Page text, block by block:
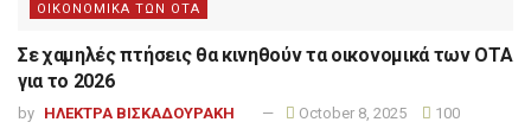
ΟΙΚΟΝΟΜΙΚΑ ΤΩΝ ΟΤΑ
Σε χαμηλές πτήσεις θα κινηθούν τα οικονομικά των ΟΤΑ
για το 2026
by ΗΛΕΚΤΡΑ ΒΙΣΚΑΔΟΥΡΑΚΗ October 8, 2025 100